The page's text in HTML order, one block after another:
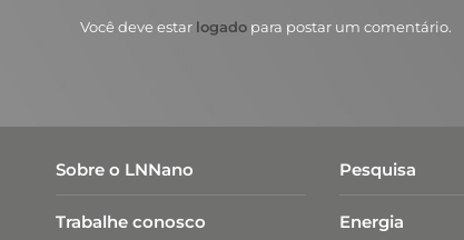
Você deve estar logado para postar um comentário.
Sobre o LNNano
Trabalhe conosco
Pesquisa
Energia